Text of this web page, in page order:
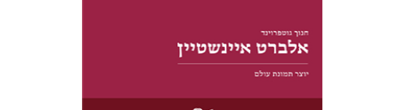
הנחת אתר ספר מודפס
$31
$28